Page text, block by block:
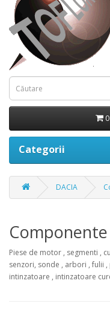
Categorii
DACIA
Piese de motor , segmenti ,
senzori, sonde , arbori , fulii
intinzatoare , intinzatoare